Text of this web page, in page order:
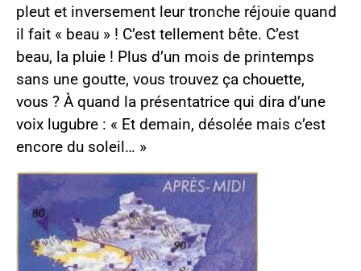
pleut et inversement leur tronche réjouie quand
il fait « beau » ! C’est tellement bête. C’est
beau, la pluie ! Plus d’un mois de printemps
sans une goutte, vous trouvez ça chouette,
vous ? À quand la présentatrice qui dira d’une
voix lugubre : « Et demain, désolée mais c’est
encore du soleil… »